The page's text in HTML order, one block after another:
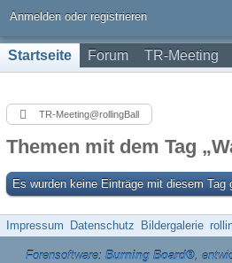
Anmelden oder registrieren
Startseite Forum TR-Meeting
TR-Meeting@rollingBall
Themen mit dem Tag
Es wurden keine Einträge mit diesem Tag
Impressum Datenschutz Bildergalerie
Forensoftware: Burning Board®,